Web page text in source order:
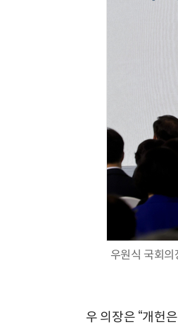
우원식 국회
우 의장은 “개헌